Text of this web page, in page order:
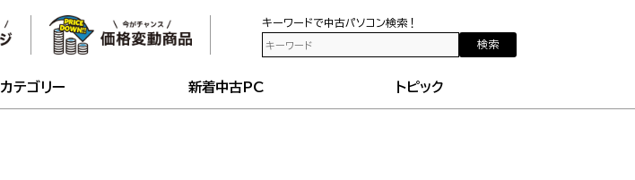
キーワードで中古パソコン検索！
検索
カテゴリー 新着中古PC トピック